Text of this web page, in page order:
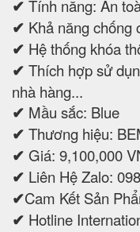
✔ Tính năng: An
✔ Khả năng chống
✔ Hệ thống khóa
✔ Thích hợp sử
nhà hàng...
✔ Mầu sắc: Blue
✔ Thương hiệu:
✔ Giá: 9,100,000
✔ Liên Hệ Zalo:
✔Cam Kết Sản
✔ Hotline